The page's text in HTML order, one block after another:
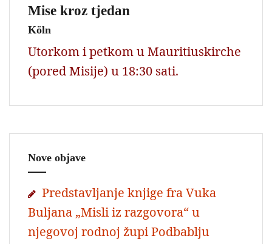
Mise kroz tjedan
Köln
Utorkom i petkom u Mauritiuskirche
(pored Misije) u 18:30 sati.
Nove objave
Predstavljanje knjige fra Vuka
Buljana „Misli iz razgovora“ u
njegovoj rodnoj župi Podbablju